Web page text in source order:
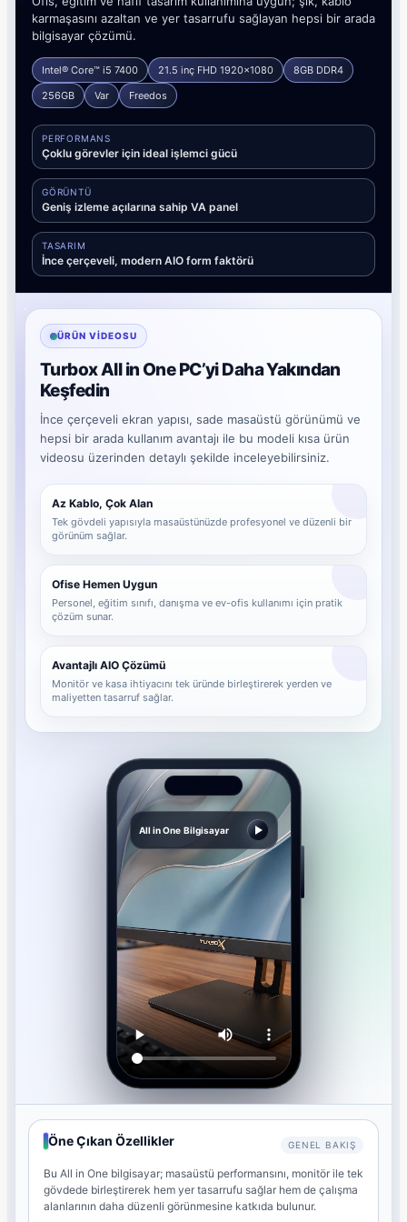
karmaşasını azaltan ve yer tasarrufu sağlayan hepsi bir arada
bilgisayar çözümü.
Intel® Core™ i5 7400 21.5 inç FHD 1920x1080
8GB DDR4
256GB
Var Freedos
PERFORMANS
Çoklu görevler için ideal işlemci gücü
GÖRÜNTÜ
Geniş izleme açılarına sahip VA panel
TASARIM
İnce çerçeveli, modern AIO form faktörü
ÜRÜN VIDEOSU
Turbox All in One PC’yi Daha Yakından
Keşfedin
İnce çerçeveli ekran yapısı, sade masaüstü görünümü ve
hepsi bir arada kullanım avantajı ile bu modeli kısa ürün
videosu üzerinden detaylı şekilde inceleyebilirsiniz.
Az Kablo, Çok Alan
Tek gövdeli yapısıyla masaüstünüzde profesyonel ve düzenli bir
görünüm sağlar.
Ofise Hemen Uygun
Personel, eğitim sınıfı, danışma ve ev-ofis kullanımı için pratik
çözüm sunar.
Avantajlı AIO Çözümü
Monitör ve kasa ihtiyacını tek üründe birleştirerek yerden ve
maliyetten tasarruf sağlar.
All in One Bilgisayar
Öne Çıkan Özellikler GENEL BAKIŞ
Bu All in One bilgisayar; masaüstü performansını, monitör ile tek
gövdede birleştirerek hem yer tasarrufu sağlar hem de çalışma
alanlarının daha düzenli görünmesine katkıda bulunur.